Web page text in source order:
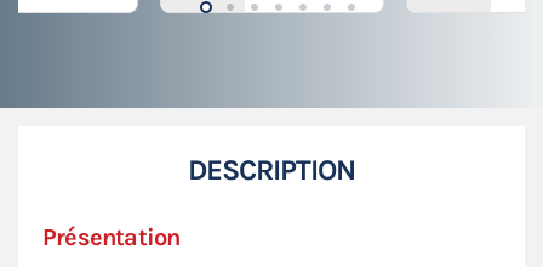
DESCRIPTION
Présentation